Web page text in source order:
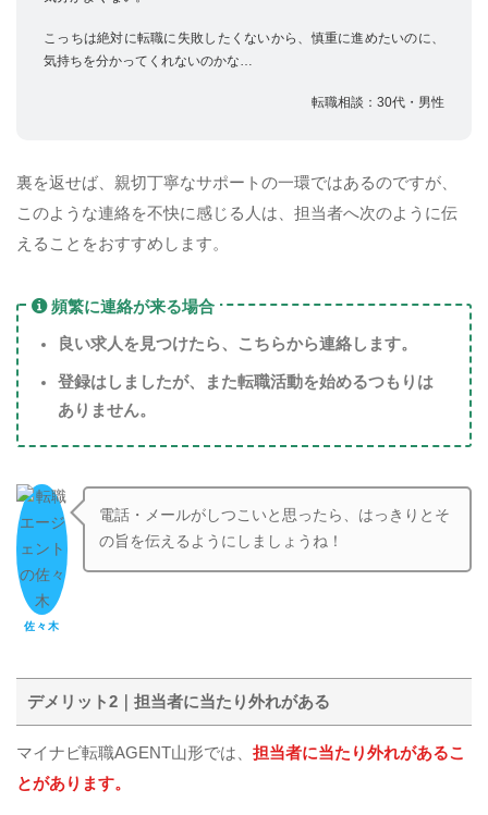
こっちは絶対に転職に失敗したくないから、慎重に進めたいのに、
気持ちを分かってくれないのかな…
転職相談：30代・男性
裏を返せば、親切丁寧なサポートの一環ではあるのですが、
このような連絡を不快に感じる人は、担当者へ次のように伝
えることをおすすめします。
頻繁に連絡が来る場合
良い求人を見つけたら、こちらから連絡します。
登録はしましたが、また転職活動を始めるつもりは
ありません。
佐々木
電話・メールがしつこいと思ったら、はっきりとそ
の旨を伝えるようにしましょうね！
デメリット2｜担当者に当たり外れがある
マイナビ転職AGENT山形では、 担当者に当たり外れがあるこ
とがあります。